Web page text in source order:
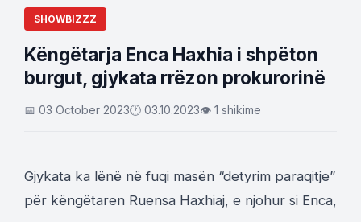
SHOWBIZZZ
Këngëtarja Enca Haxhia i shpëton
burgut, gjykata rrëzon prokurorinë
📅 03 October 2023🕐 03.10.2023👁 1 shikime
Gjykata ka lënë në fuqi masën “detyrim paraqitje”
për këngëtaren Ruensa Haxhiaj, e njohur si Enca,